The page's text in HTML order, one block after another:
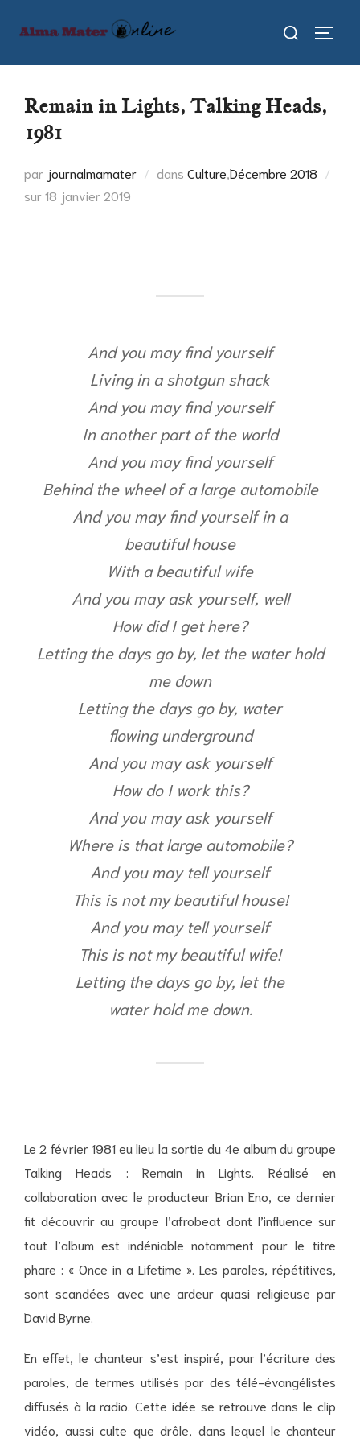
Rechercher :
Remain in Lights, Talking Heads,
1981
par journalmamater dans Culture Décembre 2018
sur Publié
18 janvier 2019
And you may find yourself
Living in a shotgun shack
And you may find yourself
In another part of the world
And you may find yourself
Behind the wheel of a large automobile
And you may find yourself in a
beautiful house
With a beautiful wife
And you may ask yourself, well
How did I get here?
Letting the days go by, let the water hold
me down
Letting the days go by, water
flowing underground
And you may ask yourself
How do I work this?
And you may ask yourself
Where is that large automobile?
And you may tell yourself
This is not my beautiful house!
And you may tell yourself
This is not my beautiful wife!
Letting the days go by, let the
water hold me down.
Le 2 février 1981 eu lieu la sortie du 4e album du groupe
Talking Heads : Remain in Lights. Réalisé en
collaboration avec le producteur Brian Eno, ce dernier
fit découvrir au groupe l’afrobeat dont l’influence sur
tout l’album est indéniable notamment pour le titre
phare : « Once in a Lifetime ». Les paroles, répétitives,
sont scandées avec une ardeur quasi religieuse par
David Byrne.
En effet, le chanteur s’est inspiré, pour l’écriture des
paroles, de termes utilisés par des télé-évangélistes
diffusés à la radio. Cette idée se retrouve dans le clip
vidéo, aussi culte que drôle, dans lequel le chanteur